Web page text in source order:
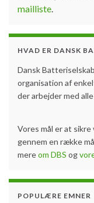
mailliste.
HVAD ER DANSK
Dansk
organisation af
der arbejder med
Vores mål er at
gennem en række
mereom DBS og
POPULÆRE EMNER